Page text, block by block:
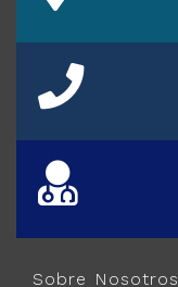
Sobre Nosotros